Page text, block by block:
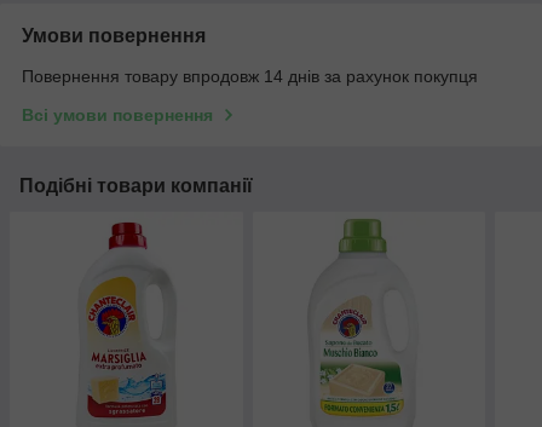
Умови повернення
Повернення товару впродовж 14 днів за рахунок покупця
Всі умови повернення
Подібні товари компанії